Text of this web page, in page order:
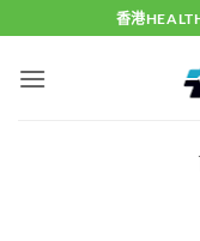
to
content
香港